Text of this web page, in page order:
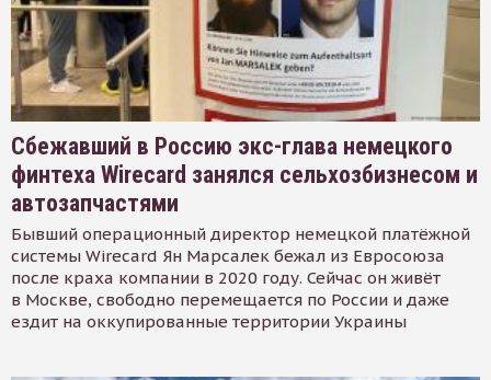
Сбежавший в Россию экс-глава немецкого
финтеха Wirecard занялся сельхозбизнесом и
автозапчастями
Бывший операционный директор немецкой платёжной
системы Wirecard Ян Марсалек бежал из Евросоюза
после краха компании в 2020 году. Сейчас он живёт
в Москве, свободно перемещается по России и даже
ездит на оккупированные территории Украины